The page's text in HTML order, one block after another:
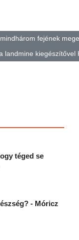
fejének
landmine kiegészítővel
téged se
- Móricz